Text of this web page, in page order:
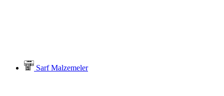
Sarf Malzemeler